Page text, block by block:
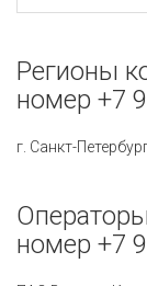
Регионы
номер +7
г. Санкт-
номер +7